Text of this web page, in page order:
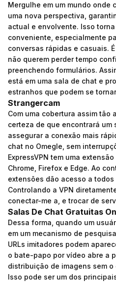
Mergulhe em um mundo onde
uma nova perspectiva,
actual e envolvente. Isso
conveniente, especialmente
conversas rápidas e casuais.
não querem perder tempo
preenchendo formulários.
está em uma sala de chat e
estranhos que podem se
Strangercam
Com uma cobertura assim tão
certeza de que encontrará um
assegurar a conexão mais
chat no Omegle, sem
ExpressVPN tem uma
Chrome, Firefox e Edge. Ao
extensões dão acesso a
Controlando a VPN
conectar-me a, e trocar de
Salas De Chat Gratuitas
Dessa forma, quando um
em um mecanismo de
URLs imitadores podem
o bate-papo por vídeo abre a
distribuição de imagens sem
Isso pode ser um dos